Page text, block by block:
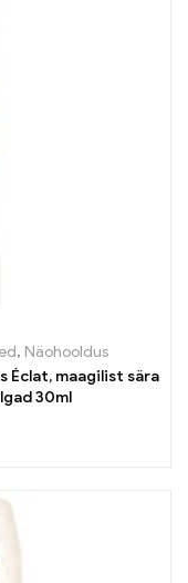
, Näohooldus
Éclat, maagilist sära
30ml